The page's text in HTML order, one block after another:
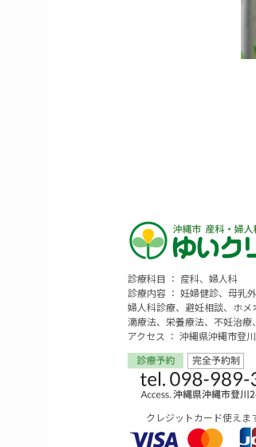
診療科目 ： 産科、婦人科
診療内容 ： 妊婦健診、母乳
婦人科診療、避妊相談、ホ
滴療法、栄養療法、不妊治
アクセス ： 沖縄県沖縄市登
クレジットカード使えま